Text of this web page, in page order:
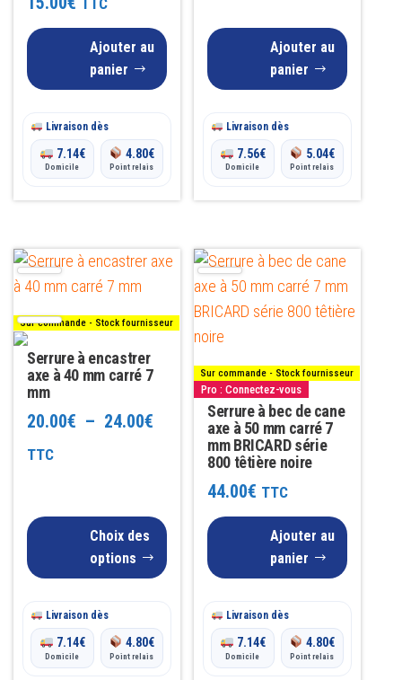
4.00
Ajouter au
panier
Livraison dès
7.14€
Domicile
4.80€
Point relais
Ajouter au
panier
Livraison dès
7.56€
Domicile
5.04€
Point relais
Sur commande - Stock fournisseur
Serrure à encastrer
axe à 40 mm carré 7
mm
20.00€ – 24.00€
20.00€
24.00€
TTC
Choix des
options
Ce
produit
a
plusieurs
variations.
Les
options
être
page
produitLivraison dès
7.14€
Domicile
4.80€
Point relais
Sur commande - Stock fournisseur
Pro : Connectez-vous
Serrure à bec de cane
axe à 50 mm carré 7
mm BRICARD série
800 têtière noire
44.00€ TTC
Ajouter au
panier
Livraison dès
7.14€
Domicile
4.80€
Point relais